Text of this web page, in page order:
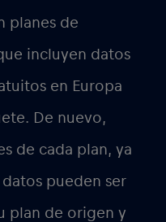
planes de
incluyen datos
en Europa
De nuevo,
de cada plan, ya
pueden ser
plan de origen y